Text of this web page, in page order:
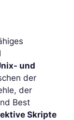
und
der
der
Best
Skripte